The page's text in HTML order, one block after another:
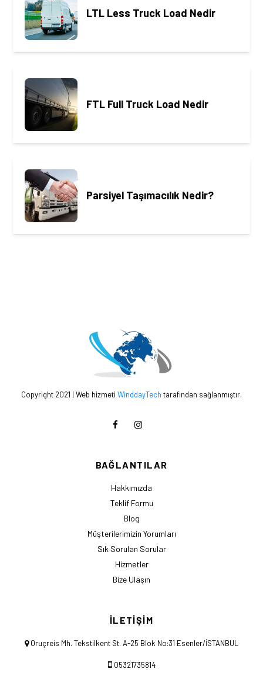
LTL Less Truck Load Nedir
FTL Full Truck Load Nedir
Parsiyel Taşımacılık Nedir?
Copyright 2021 | Web hizmeti WinddayTech tarafından sağlanmıştır.
BAĞLANTILAR
Hakkımızda
Teklif Formu
Blog
Müşterilerimizin Yorumları
Sık Sorulan Sorular
Hizmetler
Bize Ulaşın
İLETİŞİM
Oruçreis Mh. Tekstilkent St. A-25 Blok No:31 Esenler/İSTANBUL
05321735814